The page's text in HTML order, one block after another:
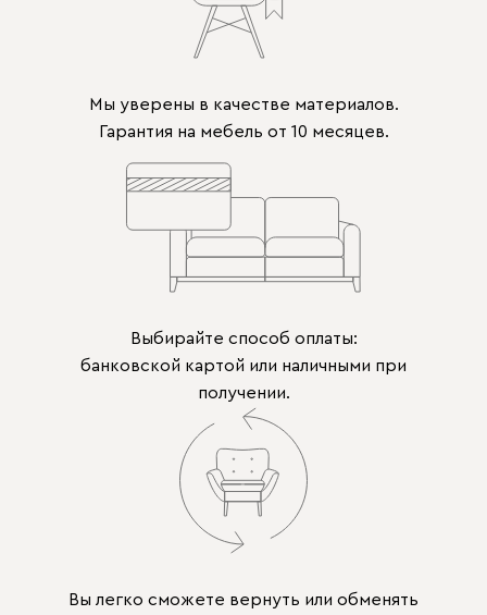
Мы уверены в качестве материалов.
Гарантия на мебель от 10 месяцев.
Выбирайте способ оплаты:
банковской картой или наличными при
получении.
Вы легко сможете вернуть или обменять